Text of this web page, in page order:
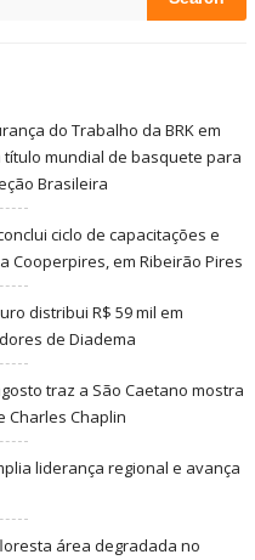
do Trabalho da BRK em
mundial de basquete para
Brasileira
ciclo de capacitações e
Cooperpires, em Ribeirão Pires
distribui R$ 59 mil em
de Diadema
traz a São Caetano mostra
Charles Chaplin
liderança regional e avança
área degradada no